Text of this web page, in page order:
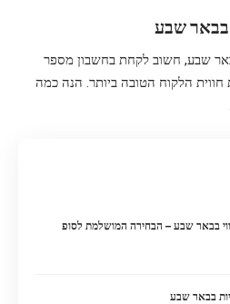
שבע, חשוב לקחת בחשבון מספר
חווית הלקוח הטובה ביותר. הנה כמה
בבאר שבע – הבחירה המושלמת לסופ
בבאר שבע